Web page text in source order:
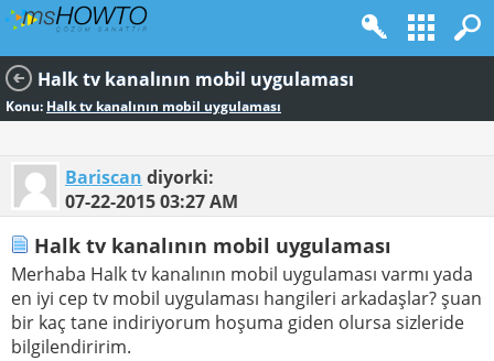
Halk tv kanalının mobil uygulaması
Konu: Halk tv kanalının mobil uygulaması
Bariscan diyorki:
07-22-201503:27 AM
Halk tv kanalının mobil uygulaması
Merhaba Halk tv kanalının mobil uygulaması varmı yada
en iyi cep tv mobil uygulaması hangileri arkadaşlar? şuan
bir kaç tane indiriyorum hoşuma giden olursa sizleride
bilgilendiririm.